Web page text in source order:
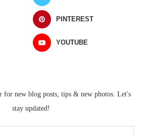
PINTEREST
YOUTUBE
for new blog posts, tips & new photos. Let's
stay updated!